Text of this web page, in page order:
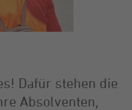
Dafür stehen die
Absolventen,